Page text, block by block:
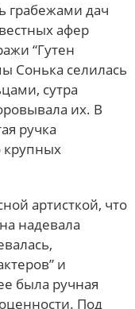
грабежами дач
афер
“Гутен
Сонька селилась
сутра
их. В
ручка
крупных
артисткой, что
надевала
и
была ручная
Под